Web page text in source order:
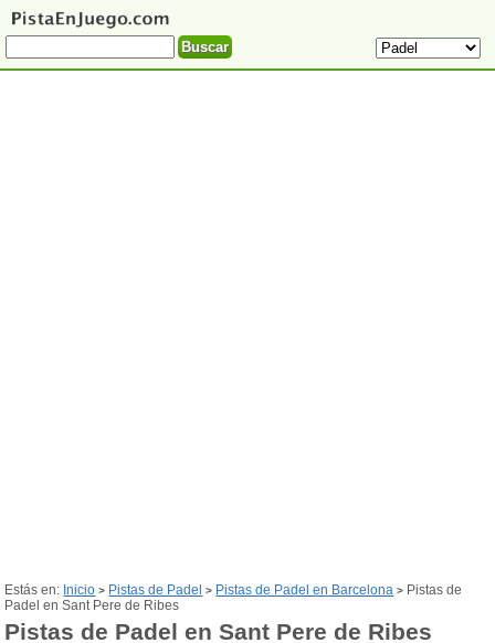
Estás en: Inicio > Pistas de Padel > Pistas de Padel en Barcelona > Pistas de
Padel en Sant Pere de Ribes
Pistas de Padel en Sant Pere de Ribes